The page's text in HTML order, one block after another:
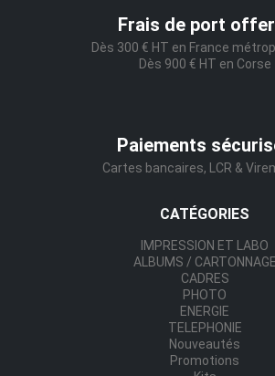
Frais de port
Dès 300 € HT en France
Dès 900 € HT en Corse
Paiements
Cartes bancaires, LCR &
CATÉGORIES
IMPRESSION ET LABO
ALBUMS / CARTONNAGE
CADRES
PHOTO
ENERGIE
TELEPHONIE
Nouveautés
Promotions